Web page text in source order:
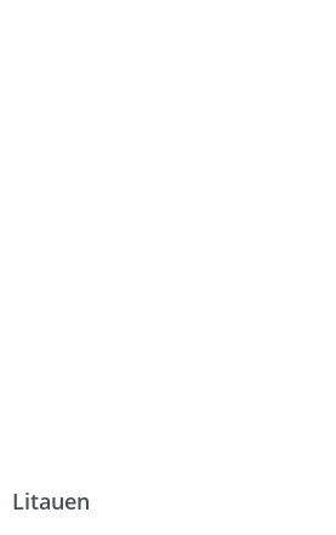
Litauen